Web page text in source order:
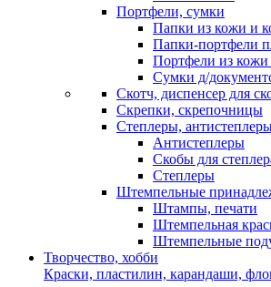
Портфели, сумки
Папки из кожи и
Папки-портфели
Портфели из кожи
Сумки д/
Скотч, диспенсер для
Скрепки, скрепочницы
Степлеры,
Антистеплеры
Скобы для
Степлеры
Штемпельные
Штампы, печати
Штемпельная
Штемпельные
Творчество, хобби
Краски, пластилин, карандаши,